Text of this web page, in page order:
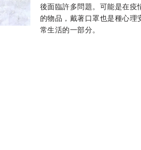
後面臨許多問題。可能是在疫
的物品，戴著口罩也是種心理
常生活的一部分。